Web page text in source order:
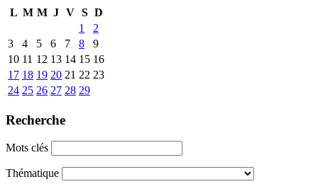
L M M J V S D
1
2
3
4 5 6 7 8
9
10 11 12 13 14 15 16
17 18 19 20 21 22 23
24 25 26 27 28 29
Recherche
Mots clés
Thématique